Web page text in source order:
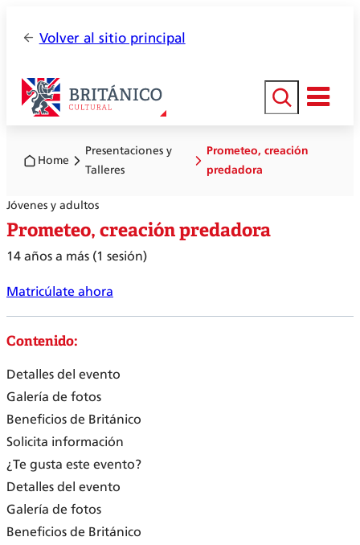
Volver al sitio principal
Buscar
Home
Presentaciones y
Talleres
Prometeo, creación
predadora
Jóvenes y adultos
Prometeo, creación predadora
14 años a más (1 sesión)
Matricúlate ahora
Contenido:
Detalles del evento
Galería de fotos
Beneficios de Británico
Solicita información
¿Te gusta este evento?
Detalles del evento
Galería de fotos
Beneficios de Británico